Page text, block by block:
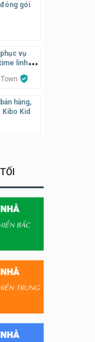
gói
vụ
linh
hàng,
Kid
thực,
hàng